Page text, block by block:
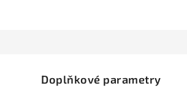
Doplňkové parametry